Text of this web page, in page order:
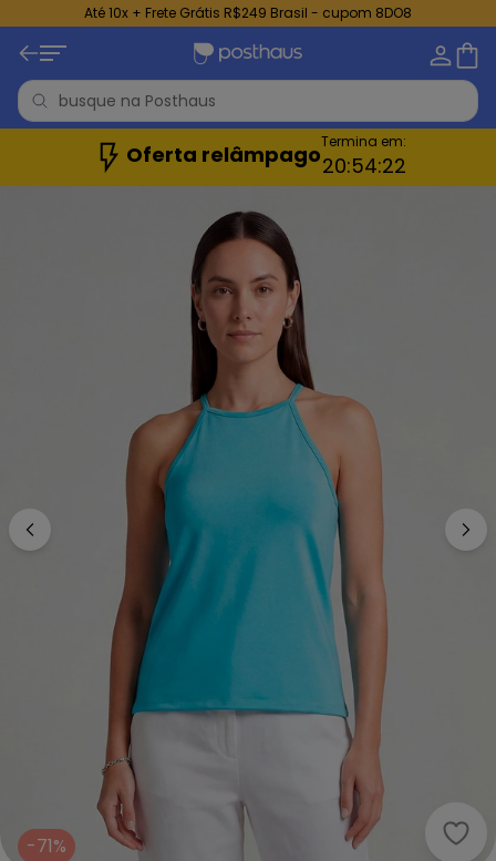
Até 10x + Frete Grátis R$249 Brasil - cupom 8DO8
Oferta relâmpagoTermina em:
20:54:19
-71%